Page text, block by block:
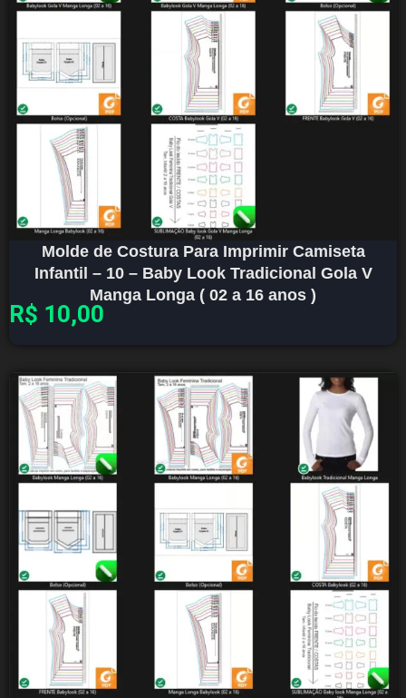
Molde de Costura Para Imprimir Camiseta
Infantil – 10 – Baby Look Tradicional Gola V
Manga Longa ( 02 a 16 anos )
R$ 10,00